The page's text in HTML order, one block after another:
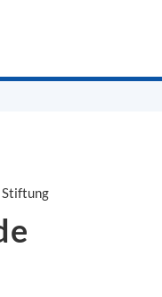
Stiftung